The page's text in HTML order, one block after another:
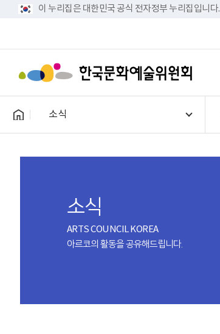
이 누리집은 대한민국 공식 전자정부 누리집입니다.
소식
소식
ARTS COUNCIL KOREA
아르코의 활동을 공유해드립니다.